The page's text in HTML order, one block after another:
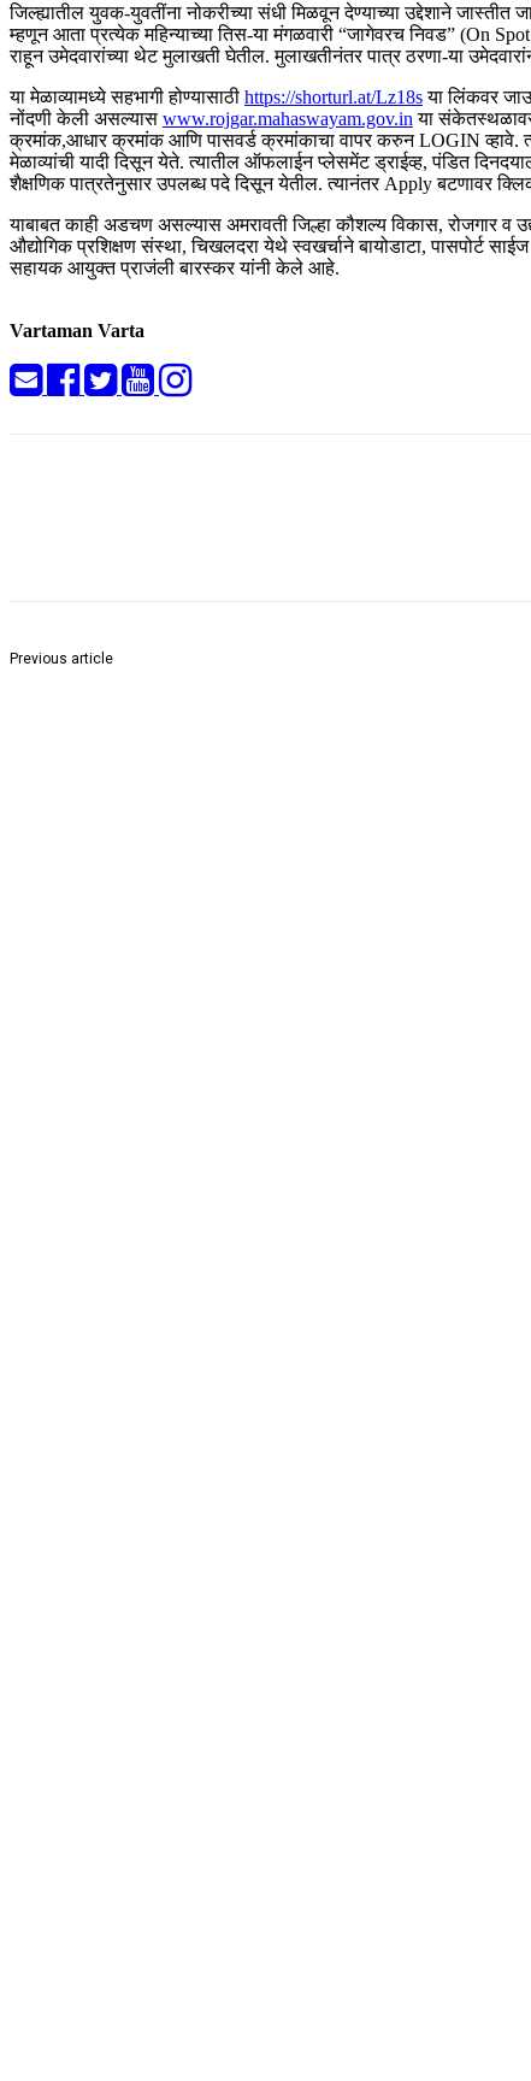
जिल्ह्यातील युवक-युवतींना नोकरीच्या संधी मिळवून देण्याच्या उद्देशाने जास्तीत
म्हणून आता प्रत्येक महिन्याच्या तिस-या मंगळवारी “जागेवरच निवड” (On
राहून उमेदवारांच्या थेट मुलाखती घेतील. मुलाखतीनंतर पात्र ठरणा-या
या मेळाव्यामध्ये सहभागी होण्यासाठी https://shorturl.at/Lz18sया लिंकवर
नोंदणी केली असल्यास www.rojgar.mahaswayam.gov.in या
क्रमांक,आधार क्रमांक आणि पासवर्ड क्रमांकाचा वापर करुन LOGIN व्हावे.
मेळाव्यांची यादी दिसून येते. त्यातील ऑफलाईन प्लेसमेंट ड्राईव्ह, पंडित
शैक्षणिक पात्रतेनुसार उपलब्ध पदे दिसून येतील. त्यानंतर Apply बटणावर
याबाबत काही अडचण असल्यास अमरावती जिल्हा कौशल्य विकास, रोजगार व
औद्योगिक प्रशिक्षण संस्था, चिखलदरा येथे स्वखर्चाने बायोडाटा, पासपोर्ट
सहायक आयुक्त प्राजंली बारस्कर यांनी केले आहे.
Vartaman Varta
Previous article